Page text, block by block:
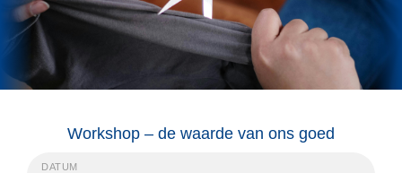
Workshop – de waarde van ons goed
DATUM